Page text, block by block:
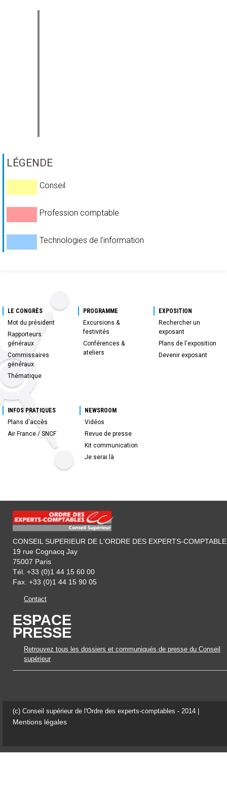
LÉGENDE
Conseil
Profession comptable
Technologies de l'information
LE CONGRÈS
Mot du président
Rapporteurs
généraux
Commissaires
généraux
Thématique
PROGRAMME
Excursions &
festivités
Conférences &
ateliers
EXPOSITION
Rechercher un
exposant
Plans de l'exposition
Devenir exposant
INFOS PRATIQUES
Plans d'accès
Air France / SNCF
NEWSROOM
Vidéos
Revue de presse
Kit communication
Je serai là
CONSEIL SUPERIEUR DE L'ORDRE DES EXPERTS-
19 rue Cognacq Jay
75007 Paris
Tél. +33 (0)1 44 15 60 00
Fax. +33 (0)1 44 15 90 05
Contact
ESPACE
PRESSE
Retrouvez tous les dossiers et communiqués de presse du Conseil
supérieur
(c) Conseil supérieur de l'Ordre des experts-comptables - 2014 |
Mentions légales